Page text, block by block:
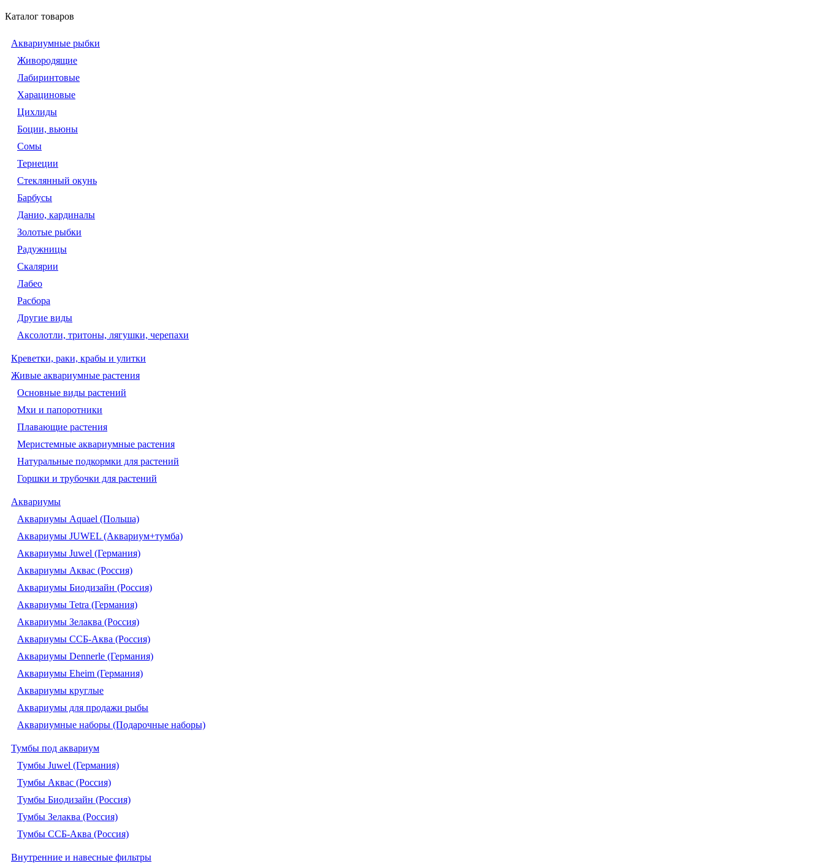
Каталог товаров
Аквариумные рыбки
Живородящие
Лабиринтовые
Харациновые
Цихлиды
Боции, вьюны
Сомы
Тернеции
Стеклянный окунь
Барбусы
Данио, кардиналы
Золотые рыбки
Радужницы
Скалярии
Лабео
Расбора
Другие виды
Аксолотли, тритоны, лягушки, черепахи
Креветки, раки, крабы и улитки
Живые аквариумные растения
Основные виды растений
Мхи и папоротники
Плавающие растения
Меристемные аквариумные растения
Натуральные подкормки для растений
Горшки и трубочки для растений
Аквариумы
Аквариумы Aquael (Польша)
Аквариумы JUWEL (Аквариум+тумба)
Аквариумы Juwel (Германия)
Аквариумы Аквас (Россия)
Аквариумы Биодизайн (Россия)
Аквариумы Tetra (Германия)
Аквариумы Зелаква (Россия)
Аквариумы ССБ-Аква (Россия)
Аквариумы Dennerle (Германия)
Аквариумы Eheim (Германия)
Аквариумы круглые
Аквариумы для продажи рыбы
Аквариумные наборы (Подарочные наборы)
Тумбы под аквариум
Тумбы Juwel (Германия)
Тумбы Аквас (Россия)
Тумбы Биодизайн (Россия)
Тумбы Зелаква (Россия)
Тумбы ССБ-Аква (Россия)
Внутренние и навесные фильтры